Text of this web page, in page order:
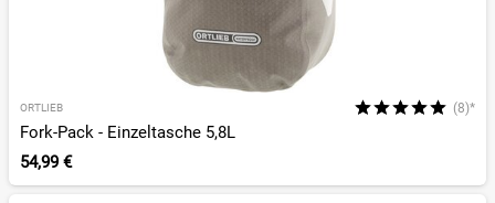
ORTLIEB (8)*
Fork-Pack - Einzeltasche 5,8L
54,99 €